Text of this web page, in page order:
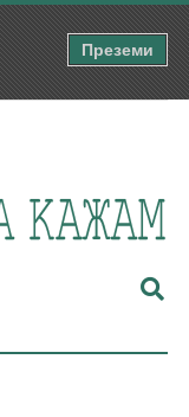
Преземи